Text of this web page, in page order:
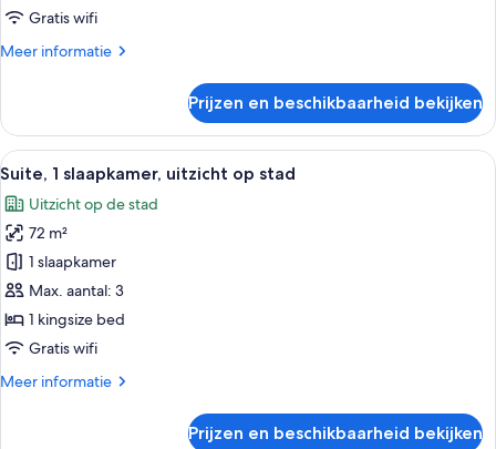
uitzicht
stad
Gratis wifi
Meer informatie
Meer
1
kingsize
bed,
op
stad
Prijzen en beschikbaarheid bekijken
Alle
foto's
voor
Suite,
slaapkamer,
uitzicht
op
laden
Een moderne hotelkamer met een
6
Suite, 1 slaapkamer, uitzicht op stad
Uitzicht op de stad
72 m²
1 slaapkamer
Max. aantal: 3
1 kingsize bed
Gratis wifi
Meer informatie
Meer
Prijzen en beschikbaarheid bekijken